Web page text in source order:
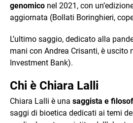
genomico nel 2021, con
aggiornata (Bollati Boringhieri,
L’ultimo saggio, dedicato alla
mani con Andrea Crisanti, è uscito
Investment Bank).
Chi è Chiara Lalli
Chiara Lalli è una saggista e
saggi di bioetica dedicati ai temi